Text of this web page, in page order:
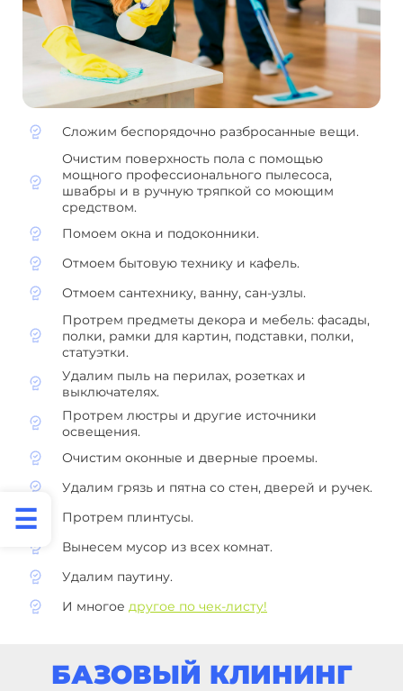
Сложим беспорядочно разбросанные вещи.
Очистим поверхность пола с помощью
мощного профессионального пылесоса,
швабры и в ручную тряпкой со моющим
средством.
Помоем окна и подоконники.
Отмоем бытовую технику и кафель.
Отмоем сантехнику, ванну, сан-узлы.
Протрем предметы декора и мебель: фасады,
полки, рамки для картин, подставки, полки,
статуэтки.
Удалим пыль на перилах, розетках и
выключателях.
Протрем люстры и другие источники
освещения.
Очистим оконные и дверные проемы.
Удалим грязь и пятна со стен, дверей и ручек.
Протрем плинтусы.
Вынесем мусор из всех комнат.
Удалим паутину.
И многое другое по чек-листу!
БАЗОВЫЙ КЛИНИНГ